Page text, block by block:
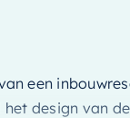
een
design van